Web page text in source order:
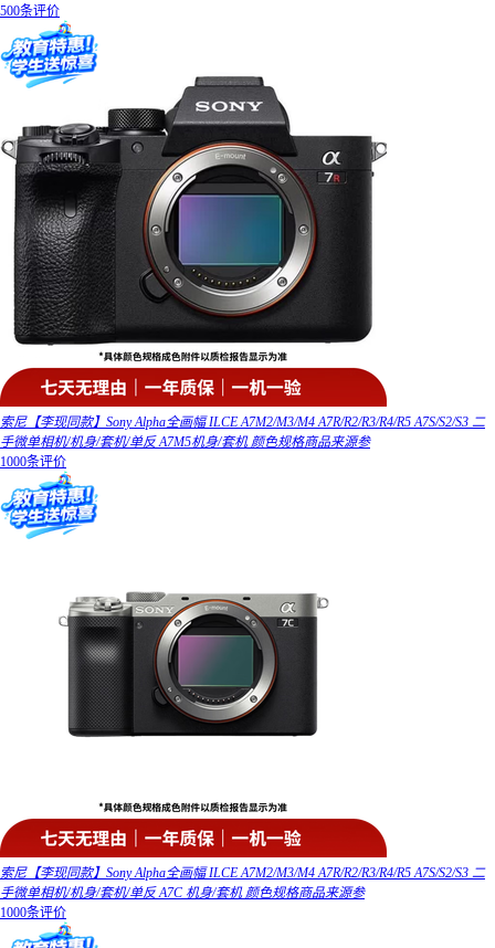
500条评价
索尼【李现同款】Sony Alpha全画幅 ILCE A7M2/M3/M4 A7R/R2/R3/R4/R5 A7S/S2/S3 二
手微单相机/机身/套机/单反 A7M5机身/套机 颜色规格商品来源参
1000条评价
索尼【李现同款】Sony Alpha全画幅 ILCE A7M2/M3/M4 A7R/R2/R3/R4/R5 A7S/S2/S3 二
手微单相机/机身/套机/单反 A7C 机身/套机 颜色规格商品来源参
1000条评价